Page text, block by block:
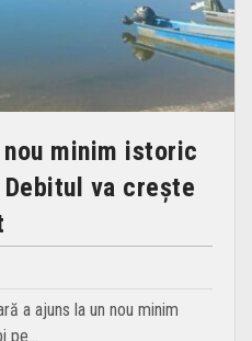
nou minim istoric
va crește
a ajuns la un nou minim